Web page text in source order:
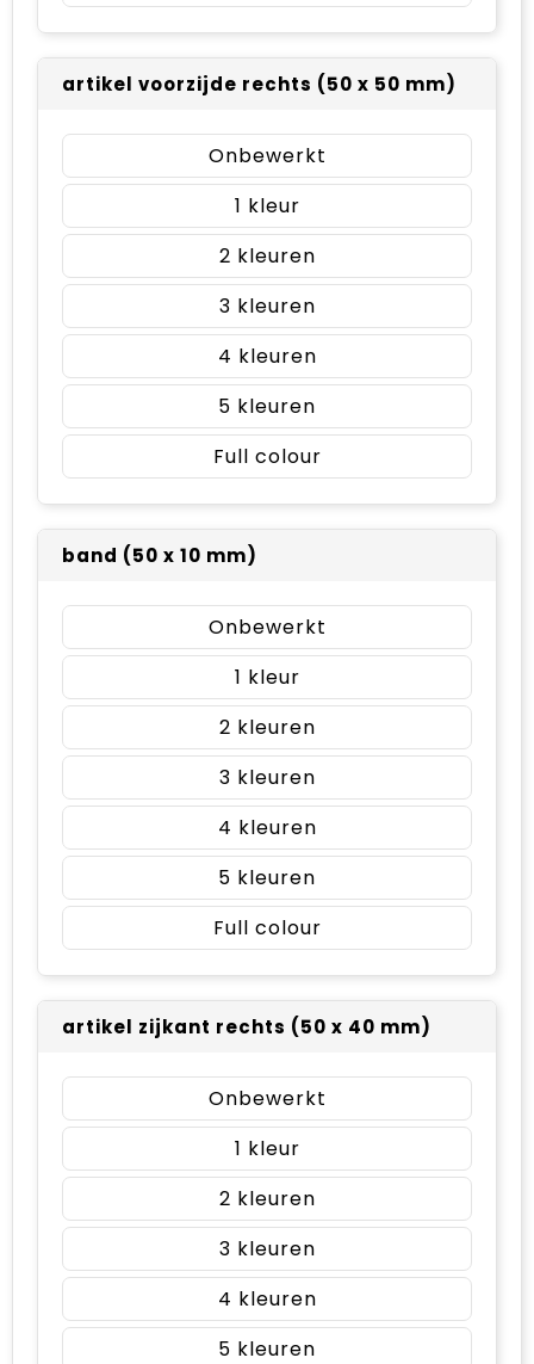
artikel voorzijde rechts (50 x 50 mm)
Onbewerkt
1
2
3
4
5
Full colour
band (50 x 10 mm)
Onbewerkt
1
2
3
4
5
Full colour
artikel zijkant rechts (50 x 40 mm)
Onbewerkt
1
2
3
4
5